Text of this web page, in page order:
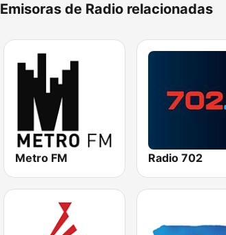
Emisoras de Radio relacionadas
Metro FM Radio 702